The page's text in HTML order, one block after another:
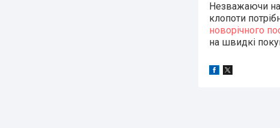
Незважаючи на
клопоти
новорічного
на швидкі